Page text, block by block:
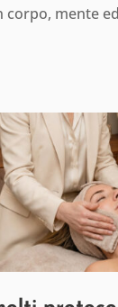
corpo, mente